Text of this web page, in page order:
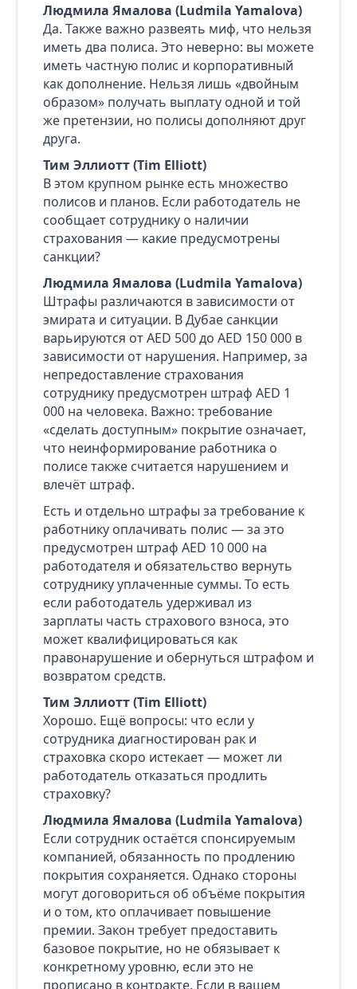
Людмила Ямалова (Ludmila Yamalova)
Да. Также важно развеять миф, что нельзя
иметь два полиса. Это неверно: вы можете
иметь частную полис и корпоративный
как дополнение. Нельзя лишь «двойным
образом» получать выплату одной и той
же претензии, но полисы дополняют друг
друга.
Тим Эллиотт (Tim Elliott)
В этом крупном рынке есть множество
полисов и планов. Если работодатель не
сообщает сотруднику о наличии
страхования — какие предусмотрены
санкции?
Людмила Ямалова (Ludmila Yamalova)
Штрафы различаются в зависимости от
эмирата и ситуации. В Дубае санкции
варьируются от AED 500 до AED 150 000 в
зависимости от нарушения. Например, за
непредоставление страхования
сотруднику предусмотрен штраф AED 1
000 на человека. Важно: требование
«сделать доступным» покрытие означает,
что неинформирование работника о
полисе также считается нарушением и
влечёт штраф.
Есть и отдельно штрафы за требование к
работнику оплачивать полис — за это
предусмотрен штраф AED 10 000 на
работодателя и обязательство вернуть
сотруднику уплаченные суммы. То есть
если работодатель удерживал из
зарплаты часть страхового взноса, это
может квалифицироваться как
правонарушение и обернуться штрафом и
возвратом средств.
Тим Эллиотт (Tim Elliott)
Хорошо. Ещё вопросы: что если у
сотрудника диагностирован рак и
страховка скоро истекает — может ли
работодатель отказаться продлить
страховку?
Людмила Ямалова (Ludmila Yamalova)
Если сотрудник остаётся спонсируемым
компанией, обязанность по продлению
покрытия сохраняется. Однако стороны
могут договориться об объёме покрытия
и о том, кто оплачивает повышение
премии. Закон требует предоставить
базовое покрытие, но не обязывает к
конкретному уровню, если это не
прописано в контракте. Если в вашем